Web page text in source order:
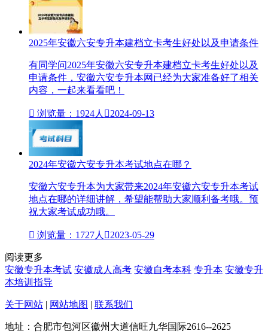
2025年安徽六安专升本建档立卡考生好处以及申请条件
有同学问2025年安徽六安专升本建档立卡考生好处以及
申请条件，安徽六安专升本网已经为大家准备好了相关
内容，一起来看看吧！
 浏览量：1924人 2024-09-13
2024年安徽六安专升本考试地点在哪？
安徽六安专升本为大家带来2024年安徽六安专升本考试
地点在哪的详细讲解，希望能帮助大家顺利备考哦。预
祝大家考试成功哦。
 浏览量：1727人 2023-05-29
阅读更多
安徽专升本考试 安徽成人高考 安徽自考本科 专升本 安徽专升
本培训指导
关于网站 | 网站地图 | 联系我们
地址：合肥市包河区徽州大道信旺九华国际2616--2625